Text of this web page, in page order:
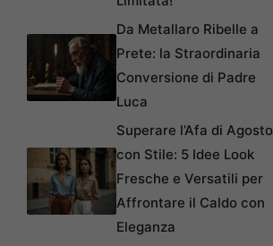
Da Metallaro Ribelle a
Prete: la Straordinaria
Conversione di Padre
Luca
Superare l’Afa di Agosto
con Stile: 5 Idee Look
Fresche e Versatili per
Affrontare il Caldo con
Eleganza